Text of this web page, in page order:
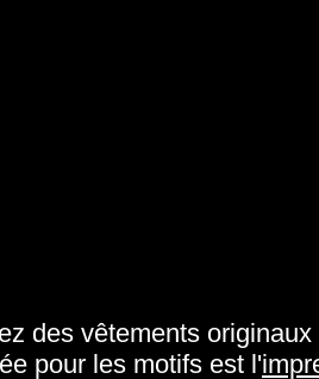
des vêtements
pour les motifs est l'